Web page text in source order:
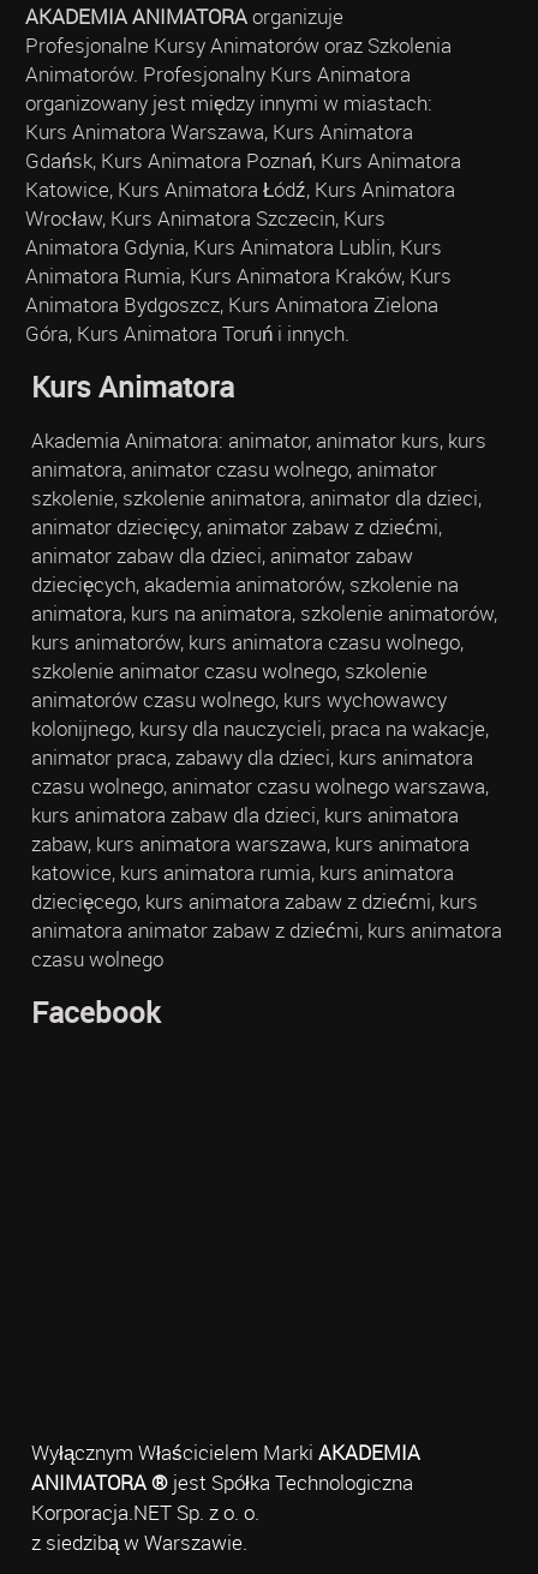
AKADEMIA ANIMATORAorganizuje
Profesjonalne Kursy Animatorów oraz Szkolenia
Animatorów. Profesjonalny Kurs Animatora
organizowany jest między innymi w miastach:
Kurs Animatora Warszawa, Kurs Animatora
Gdańsk, Kurs Animatora Poznań, Kurs Animatora
Katowice, Kurs Animatora Łódź, Kurs Animatora
Wrocław, Kurs Animatora Szczecin, Kurs
Animatora Gdynia, Kurs Animatora Lublin, Kurs
Animatora Rumia, Kurs Animatora Kraków, Kurs
Animatora Bydgoszcz, Kurs Animatora Zielona
Góra, Kurs Animatora Toruń i innych.
Kurs Animatora
Akademia Animatora: animator, animator kurs, kurs
animatora, animator czasu wolnego, animator
szkolenie, szkolenie animatora, animator dla dzieci,
animator dziecięcy, animator zabaw z dziećmi,
animator zabaw dla dzieci, animator zabaw
dziecięcych, akademia animatorów, szkolenie na
animatora, kurs na animatora, szkolenie animatorów,
kurs animatorów, kurs animatora czasu wolnego,
szkolenie animator czasu wolnego, szkolenie
animatorów czasu wolnego, kurs wychowawcy
kolonijnego, kursy dla nauczycieli, praca na wakacje,
animator praca, zabawy dla dzieci, kurs animatora
czasu wolnego, animator czasu wolnego warszawa,
kurs animatora zabaw dla dzieci, kurs animatora
zabaw, kurs animatora warszawa, kurs animatora
katowice, kurs animatora rumia, kurs animatora
dziecięcego, kurs animatora zabaw z dziećmi, kurs
animatora animator zabaw z dziećmi, kurs animatora
czasu wolnego
Facebook
Wyłącznym Właścicielem Marki AKADEMIA
ANIMATORA ®jest Spółka Technologiczna
Korporacja.NET Sp. z o. o.
z siedzibą w Warszawie.